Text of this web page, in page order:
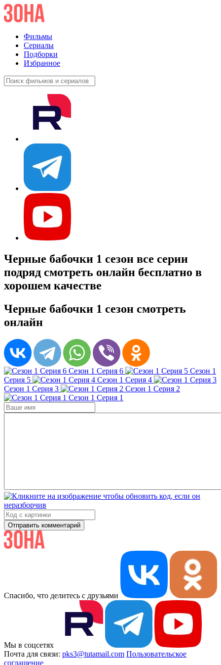
Фильмы
Сериалы
Подборки
Избранное
Черные бабочки 1 сезон все серии
подряд смотреть онлайн бесплатно в
хорошем качестве
Черные бабочки 1 сезон смотреть
онлайн
Сезон 1 Серия 6
Сезон 1
Серия 5
Сезон 1 Серия 4
Сезон 1 Серия 3
Сезон 1 Серия 2
Сезон 1 Серия 1
Отправить комментарий
Спасибо, что делитесь с друзьями
Мы в соцсетях
Почта для связи: pks3@tutamail.com Пользовательское
соглашение